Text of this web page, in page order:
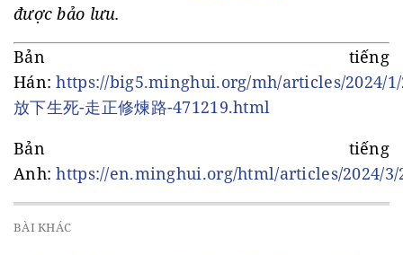
được bảo lưu.
Bản tiếng
Hán:https://big5.minghui.org/mh/articles/2024/
放下生死-走正修煉路-471219.html
Bản tiếng
Anh:https://en.minghui.org/html/articles/2024/3/
BÀI KHÁC